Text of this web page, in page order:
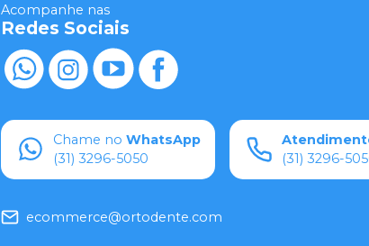
Acompanhe nas
Redes Sociais
Chame no WhatsApp
(31) 3296-5050
(31) 3296-
ecommerce@ortodente.com